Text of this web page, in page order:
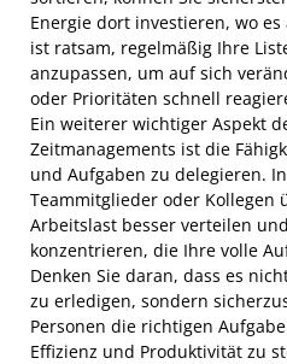
Energie dort investieren, wo
ist ratsam, regelmäßig Ihre
anzupassen, um auf sich
oder Prioritäten schnell
Ein weiterer wichtiger Aspekt
Zeitmanagements ist die
und Aufgaben zu delegieren.
Teammitglieder oder Kollegen
Arbeitslast besser verteilen
konzentrieren, die Ihre volle
Denken Sie daran, dass es
zu erledigen, sondern
Personen die richtigen
Effizienz und Produktivität zu